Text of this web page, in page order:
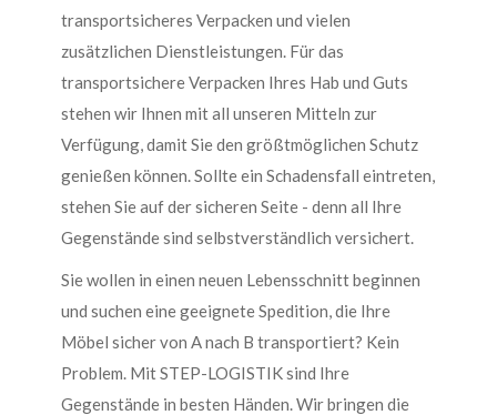
transportsicheres Verpacken und vielen
zusätzlichen Dienstleistungen. Für das
transportsichere Verpacken Ihres Hab und Guts
stehen wir Ihnen mit all unseren Mitteln zur
Verfügung, damit Sie den größtmöglichen Schutz
genießen können. Sollte ein Schadensfall eintreten,
stehen Sie auf der sicheren Seite - denn all Ihre
Gegenstände sind selbstverständlich versichert.
Sie wollen in einen neuen Lebensschnitt beginnen
und suchen eine geeignete Spedition, die Ihre
Möbel sicher von A nach B transportiert? Kein
Problem. Mit STEP-LOGISTIK sind Ihre
Gegenstände in besten Händen. Wir bringen die